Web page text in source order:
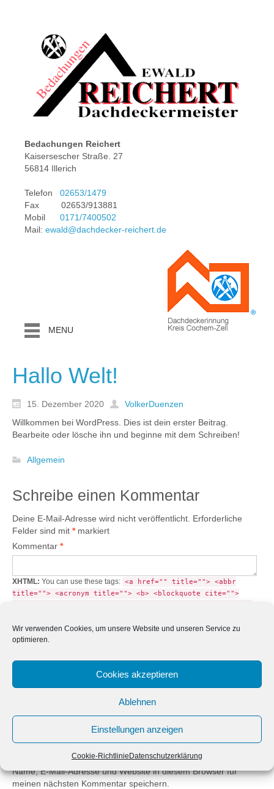
Wir verwenden Cookies, um unsere Website und unseren Service zu
optimieren.
Cookies akzeptieren
Ablehnen
Einstellungen anzeigen
Cookie-Richtlinie Datenschutzerklärung
Bedachungen Reichert
Kaisersescher Straße. 27
56814 Illerich
Telefon 02653/1479
Fax 02653/913881
Mobil 0171/7400502
Mail: ewald@dachdecker-reichert.de
MENU
Hallo Welt!
15. Dezember 2020
VolkerDuenzen
Willkommen bei WordPress. Dies ist dein erster Beitrag.
Bearbeite oder lösche ihn und beginne mit dem Schreiben!
Allgemein
Schreibe einen Kommentar
Deine E-Mail-Adresse wird nicht veröffentlicht. Erforderliche
Felder sind mit *markiert
Kommentar *
XHTML: You can use these tags: <a href="" title=""> <abbr
title=""> <acronym title=""> <b> <blockquote cite="">
Name*
Website
Name, E-Mail-Adresse und Website in diesem Browser für
meinen nächsten Kommentar speichern.